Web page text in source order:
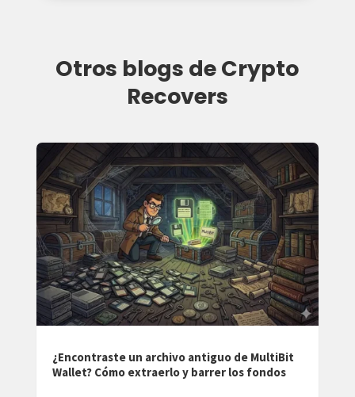
Otros blogs de Crypto
Recovers
de MultiBit
los fondos
completa
Recupera tu MetaMask cartera perdido